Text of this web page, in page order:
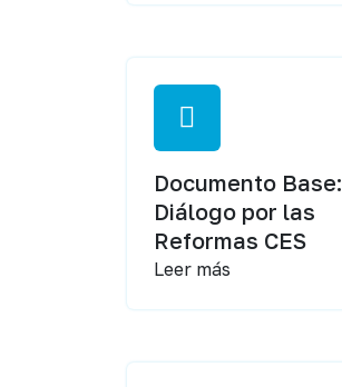
Documento Base:
Diálogo por las
Reformas CES
Leer más